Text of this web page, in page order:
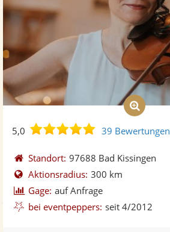
5,0
5,0
5
Sternen
39 Bewertungen
Standort: 97688 Bad Kissingen
Aktionsradius: 300 km
Gage: auf Anfrage
bei eventpeppers: seit 4/2012